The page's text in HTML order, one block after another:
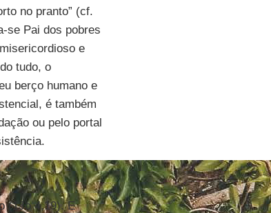
no pranto” (cf.
se Pai dos pobres
e
tudo, o
berço humano e
é também
ou pelo portal
(1Jo 4,19). E